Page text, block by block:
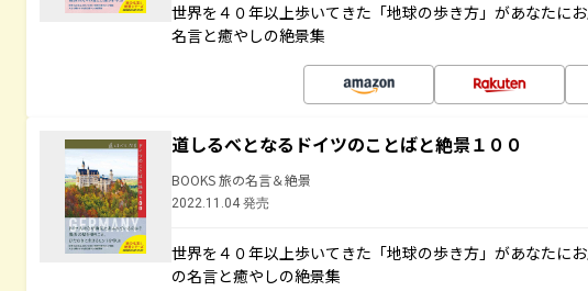
世界を４０年以上歩いてきた「地球の歩き方」があなたに
名言と癒やしの絶景集
道しるべとなるドイツのことばと絶景１００
BOOKS 旅の名言＆絶景
2022.11.04 発売
世界を４０年以上歩いてきた「地球の歩き方」があなたに
の名言と癒やしの絶景集